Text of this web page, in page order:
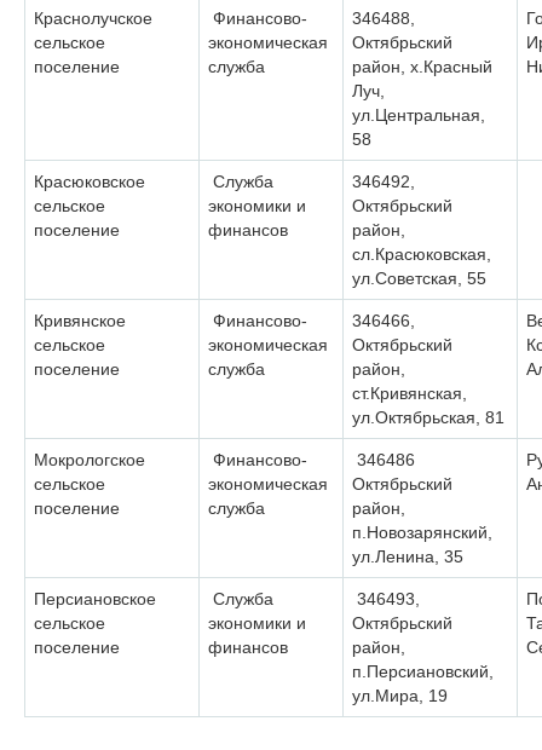
Краснолучское
сельское
поселение
Финансово-
экономическая
служба
346488,
Октябрьский
район, х.Красный
Луч,
ул.Центральная,
58
Красюковское
сельское
поселение
Служба
экономики и
финансов
346492,
Октябрьский
район,
сл.Красюковская,
ул.Советская, 55
Кривянское
сельское
поселение
Финансово-
экономическая
служба
346466,
Октябрьский
район,
ст.Кривянская,
ул.Октябрьская, 81
Мокрологское
сельское
поселение
Финансово-
экономическая
служба
346486
Октябрьский
район,
п.Новозарянский,
ул.Ленина, 35
Персиановское
сельское
поселение
Служба
экономики и
финансов
346493,
Октябрьский
район,
п.Персиановский,
ул.Мира, 19